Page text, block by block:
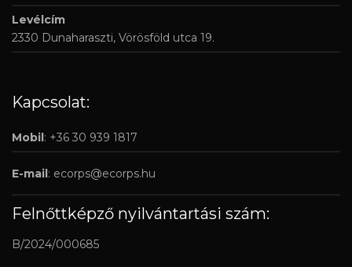
Levélcím
2330 Dunaharaszti, Vörösföld utca 19.
Kapcsolat:
Mobil : +36 30 939 1817
E-mail : ecorps@ecorps.hu
Felnőttképző nyilvántartási szám:
B/2024/000685